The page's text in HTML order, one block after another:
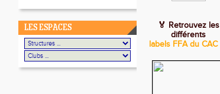
LES ESPACES
🏅 Retrouvez les
différents
labels FFA du CAC